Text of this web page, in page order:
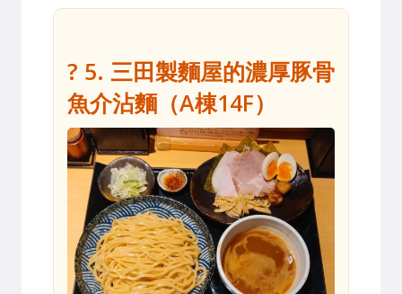
? 5. 三田製麵屋的濃厚豚骨
魚介沾麵（A棟14F）